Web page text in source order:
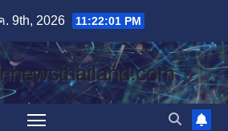
9th, 2026 11:22:02 PM